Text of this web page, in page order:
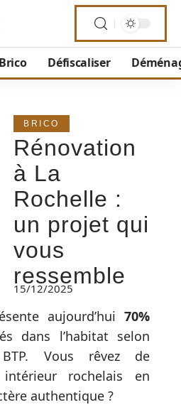
Brico Défiscaliser
BRICO
Rénovation
à La
Rochelle :
un projet qui
vous
ressemble
15/12/2025
aujourd’hui 70%
dans l’habitat selon
BTP. Vous rêvez de
rochelais en
authentique ?